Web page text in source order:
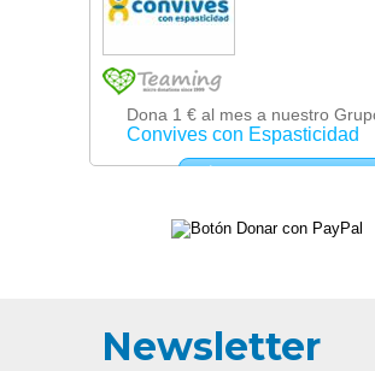
Newsletter